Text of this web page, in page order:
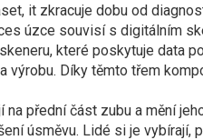
, it zkracuje dobu od
úzce souvisí s digitálním
, které poskytuje data
výrobu. Díky těmto třem
přední část zubu a mění
úsměvu. Lidé si je vybírají,